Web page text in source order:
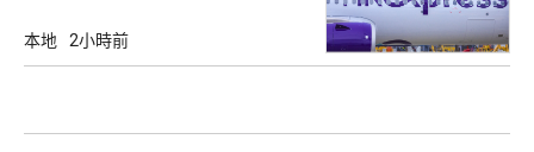
本地 2小時前